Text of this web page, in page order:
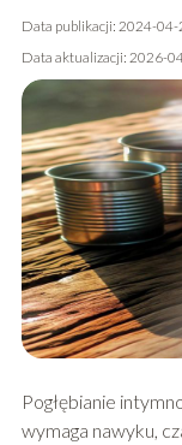
Data publikacji: 2024-04-
Data aktualizacji: 2026-
Pogłębianie
wymaga nawyku,